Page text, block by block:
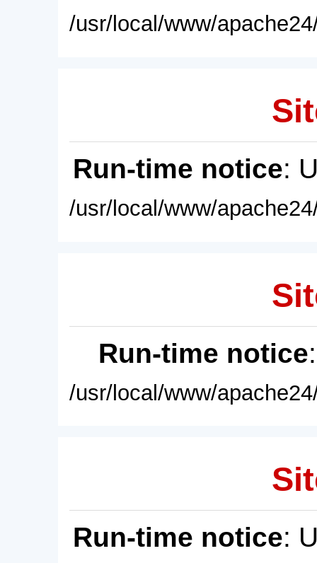
/usr/local/www/
Run-time notice:
/usr/local/www/
Run-time notice
/usr/local/www/
Run-time notice: